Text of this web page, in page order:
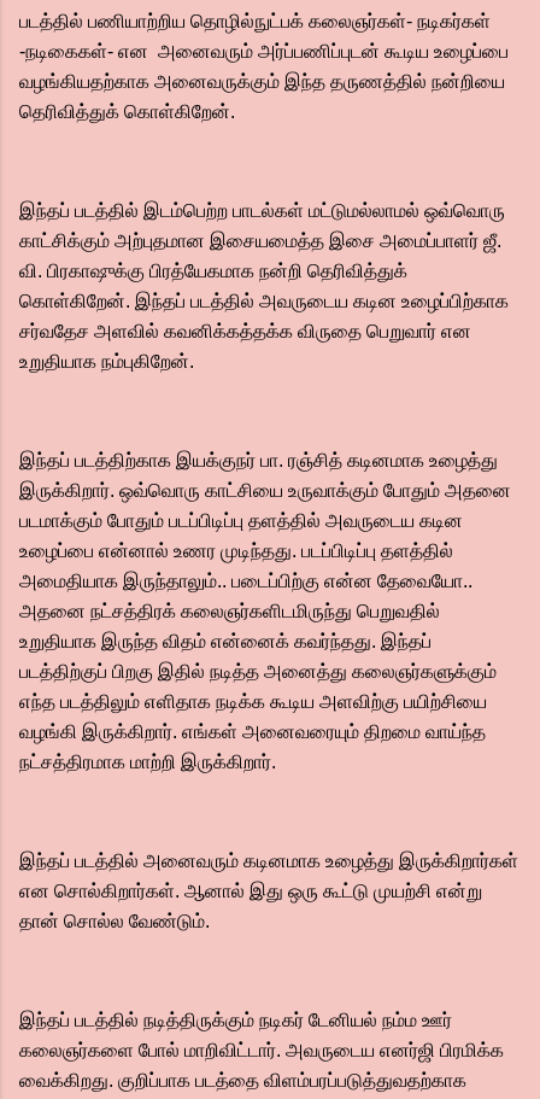
படத்தில் பணியாற்றிய தொழில்நுட்பக் கலைஞர்கள்- நடிகர்கள்
-நடிகைகள்- என அனைவரும் அர்ப்பணிப்புடன் கூடிய உழைப்பை
வழங்கியதற்காக அனைவருக்கும் இந்த தருணத்தில் நன்றியை
தெரிவித்துக் கொள்கிறேன்.
இந்தப் படத்தில் இடம்பெற்ற பாடல்கள் மட்டுமல்லாமல் ஒவ்வொரு
காட்சிக்கும் அற்புதமான இசையமைத்த இசை அமைப்பாளர் ஜீ.
வி. பிரகாஷுக்கு பிரத்யேகமாக நன்றி தெரிவித்துக்
கொள்கிறேன். இந்தப் படத்தில் அவருடைய கடின உழைப்பிற்காக
சர்வதேச அளவில் கவனிக்கத்தக்க விருதை பெறுவார் என
உறுதியாக நம்புகிறேன்.
இந்தப் படத்திற்காக இயக்குநர் பா. ரஞ்சித் கடினமாக உழைத்து
இருக்கிறார். ஒவ்வொரு காட்சியை உருவாக்கும் போதும் அதனை
படமாக்கும் போதும் படப்பிடிப்பு தளத்தில் அவருடைய கடின
உழைப்பை என்னால் உணர முடிந்தது. படப்பிடிப்பு தளத்தில்
அமைதியாக இருந்தாலும்.. படைப்பிற்கு என்ன தேவையோ..
அதனை நட்சத்திரக் கலைஞர்களிடமிருந்து பெறுவதில்
உறுதியாக இருந்த விதம் என்னைக் கவர்ந்தது. இந்தப்
படத்திற்குப் பிறகு இதில் நடித்த அனைத்து கலைஞர்களுக்கும்
எந்த படத்திலும் எளிதாக நடிக்க கூடிய அளவிற்கு பயிற்சியை
வழங்கி இருக்கிறார். எங்கள் அனைவரையும் திறமை வாய்ந்த
நட்சத்திரமாக மாற்றி இருக்கிறார்.
இந்தப் படத்தில் அனைவரும் கடினமாக உழைத்து இருக்கிறார்கள்
என சொல்கிறார்கள். ஆனால் இது ஒரு கூட்டு முயற்சி என்று
தான் சொல்ல வேண்டும்.
இந்தப் படத்தில் நடித்திருக்கும் நடிகர் டேனியல் நம்ம ஊர்
கலைஞர்களை போல் மாறிவிட்டார். அவருடைய எனர்ஜி பிரமிக்க
வைக்கிறது. குறிப்பாக படத்தை விளம்பரப்படுத்துவதற்காக